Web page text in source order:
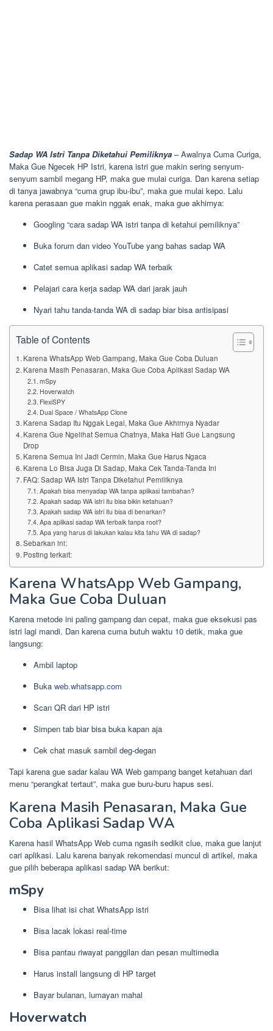
Sadap WA Istri Tanpa Diketahui Pemiliknya – Awalnya Cuma Curiga,
Maka Gue Ngecek HP Istri, karena istri gue makin sering senyum-
senyum sambil megang HP, maka gue mulai curiga. Dan karena setiap
di tanya jawabnya “cuma grup ibu-ibu”, maka gue mulai kepo. Lalu
karena perasaan gue makin nggak enak, maka gue akhirnya:
Googling “cara sadap WA istri tanpa di ketahui pemiliknya”
Buka forum dan video YouTube yang bahas sadap WA
Catet semua aplikasi sadap WA terbaik
Pelajari cara kerja sadap WA dari jarak jauh
Nyari tahu tanda-tanda WA di sadap biar bisa antisipasi
Table of Contents
Karena WhatsApp Web Gampang, Maka Gue Coba Duluan
Karena Masih Penasaran, Maka Gue Coba Aplikasi Sadap WA
mSpy
Hoverwatch
FlexiSPY
Dual Space / WhatsApp Clone
Karena Sadap Itu Nggak Legal, Maka Gue Akhirnya Nyadar
Karena Gue Ngelihat Semua Chatnya, Maka Hati Gue Langsung
Drop
Karena Semua Ini Jadi Cermin, Maka Gue Harus Ngaca
Karena Lo Bisa Juga Di Sadap, Maka Cek Tanda-Tanda Ini
FAQ: Sadap WA Istri Tanpa Diketahui Pemiliknya
Apakah bisa menyadap WA tanpa aplikasi tambahan?
Apakah sadap WA istri itu bisa bikin ketahuan?
Apakah sadap WA istri itu bisa di benarkan?
Apa aplikasi sadap WA terbaik tanpa root?
Apa yang harus di lakukan kalau kita tahu WA di sadap?
Sebarkan ini:
Posting terkait:
Karena WhatsApp Web Gampang,
Maka Gue Coba Duluan
Karena metode ini paling gampang dan cepat, maka gue eksekusi pas
istri lagi mandi. Dan karena cuma butuh waktu 10 detik, maka gue
langsung:
Ambil laptop
Buka web.whatsapp.com
Scan QR dari HP istri
Simpen tab biar bisa buka kapan aja
Cek chat masuk sambil deg-degan
Tapi karena gue sadar kalau WA Web gampang banget ketahuan dari
menu “perangkat tertaut”, maka gue buru-buru hapus sesi.
Karena Masih Penasaran, Maka Gue
Coba Aplikasi Sadap WA
Karena hasil WhatsApp Web cuma ngasih sedikit clue, maka gue lanjut
cari aplikasi. Lalu karena banyak rekomendasi muncul di artikel, maka
gue pilih beberapa aplikasi sadap WA berikut:
mSpy
Bisa lihat isi chat WhatsApp istri
Bisa lacak lokasi real-time
Bisa pantau riwayat panggilan dan pesan multimedia
Harus install langsung di HP target
Bayar bulanan, lumayan mahal
Hoverwatch